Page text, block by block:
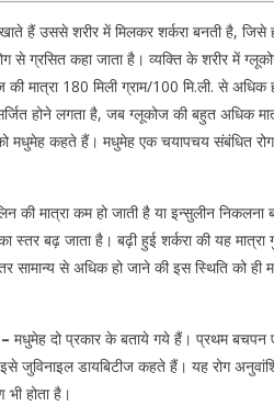
हैं उससे शरीर में मिलकर शर्करा बनती है, जिसे
से ग्रसित कहा जाता है। व्यक्ति के शरीर में
मात्रा 180 मिली ग्राम/100 मि.ली. से अधिक
होने लगता है, जब ग्लूकोज की बहुत अधिक
मधुमेह कहते हैं। मधुमेह एक चयापचय संबंधित
मात्रा कम हो जाती है या इन्सुलीन निकलना
बढ़ जाता है। बढ़ी हुई शर्करा की यह मात्रा
सामान्य से अधिक हो जाने की इस स्थिति को
मधुमेह दो प्रकार के बताये गये हैं। प्रथम बचपन
जुविनाइल डायबिटीज कहते हैं। यह रोग
होता है।